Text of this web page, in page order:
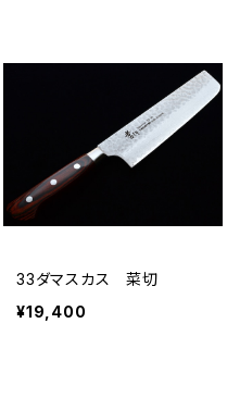
33ダマスカス 菜切
¥19,400